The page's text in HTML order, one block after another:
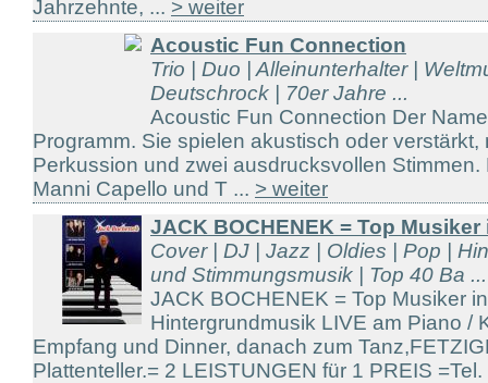
Jahrzehnte, ... > weiter
Acoustic Fun Connection
Trio | Duo | Alleinunterhalter |
Deutschrock | 70er Jahre ...
Acoustic Fun Connection Der
Programm. Sie spielen akustisch oder verstärkt,
Perkussion und zwei ausdrucksvollen
Manni Capello und T ... > weiter
JACK BOCHENEK = Top
Cover | DJ | Jazz | Oldies | Pop |
und Stimmungsmusik | Top 40 Ba ...
JACK BOCHENEK = Top Musiker
Hintergrundmusik LIVE am Piano /
Empfang und Dinner, danach zum
Plattenteller.= 2 LEISTUNGEN für 1 PREIS